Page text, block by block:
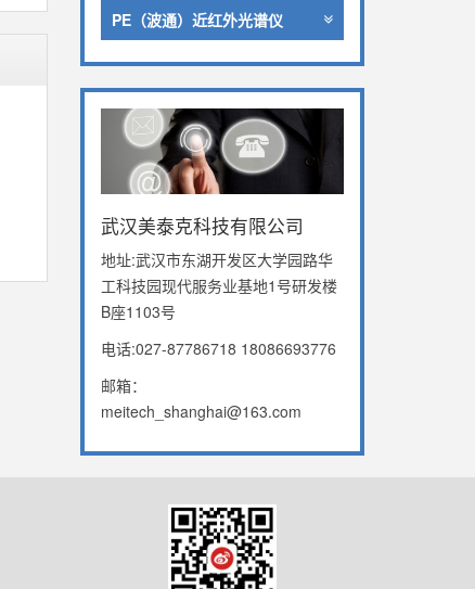
PE（波通）近红外光谱仪
武汉美泰克科技有限公司
地址:武汉市东湖开发区大学园路华
工科技园现代服务业基地1号研发楼
B座1103号
电话:027-87786718 18086693776
邮箱：
meitech_shanghai@163.com